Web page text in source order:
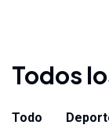
Todos
Todo